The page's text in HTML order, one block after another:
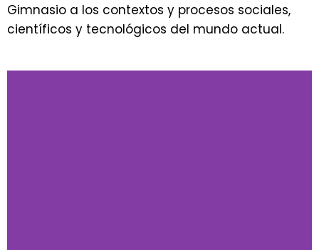
Gimnasio a los contextos y procesos sociales,
científicos y tecnológicos del mundo actual.